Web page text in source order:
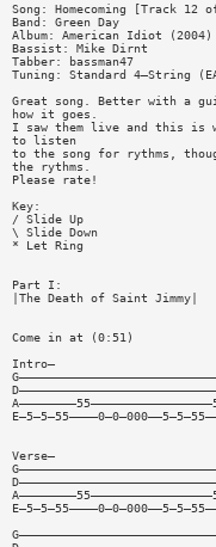
Song: Homecoming [Track 12
Band: Green Day
Album: American Idiot (2004)
Bassist: Mike Dirnt
Tabber: bassman47
Tuning: Standard 4—String
Great song. Better with a
how it goes.
I saw them live and this is
to listen
to the song for rythms,
the rythms.
Please rate!
Key:
/ Slide Up
\ Slide Down
* Let Ring
Part I:
|The Death of Saint Jimmy|
Come in at (0:51)
Intro—
Verse—